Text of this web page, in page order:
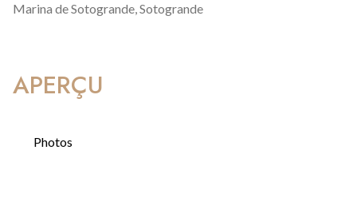
Marina de Sotogrande,Sotogrande
APERÇU
Photos